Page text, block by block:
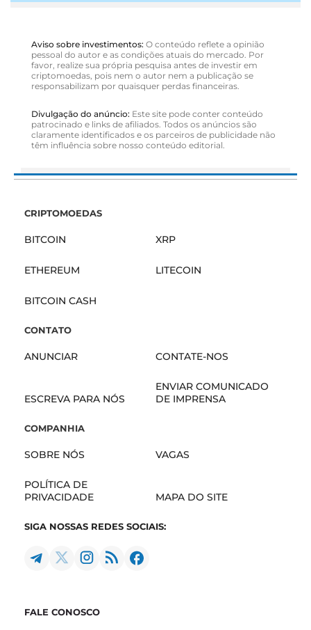
Aviso sobre investimentos: O conteúdo reflete a opinião
pessoal do autor e as condições atuais do mercado. Por
favor, realize sua própria pesquisa antes de investir em
criptomoedas, pois nem o autor nem a publicação se
responsabilizam por quaisquer perdas financeiras.
Divulgação do anúncio: Este site pode conter conteúdo
patrocinado e links de afiliados. Todos os anúncios são
claramente identificados e os parceiros de publicidade não
têm influência sobre nosso conteúdo editorial.
CRIPTOMOEDAS
BITCOIN XRP
ETHEREUM LITECOIN
BITCOIN CASH
CONTATO
ANUNCIAR CONTATE-NOS
ESCREVA PARA NÓS
ENVIAR COMUNICADO
DE IMPRENSA
COMPANHIA
SOBRE NÓS VAGAS
POLÍTICA DE
PRIVACIDADE
MAPA DO SITE
SIGA NOSSAS REDES SOCIAIS:
FALE CONOSCO